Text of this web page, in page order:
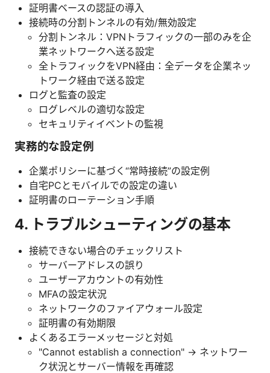
証明書ベースの認証の導入
接続時の分割トンネルの有効/無効設定
分割トンネル：VPNトラフィックの一部のみを企
業ネットワークへ送る設定
全トラフィックをVPN経由：全データを企業ネッ
トワーク経由で送る設定
ログと監査の設定
ログレベルの適切な設定
セキュリティイベントの監視
実務的な設定例
企業ポリシーに基づく“常時接続”の設定例
自宅PCとモバイルでの設定の違い
証明書のローテーション手順
4. トラブルシューティングの基本
接続できない場合のチェックリスト
サーバーアドレスの誤り
ユーザーアカウントの有効性
MFAの設定状況
ネットワークのファイアウォール設定
証明書の有効期限
よくあるエラーメッセージと対処
"Cannot establish a connection" → ネットワー
ク状況とサーバー情報を再確認